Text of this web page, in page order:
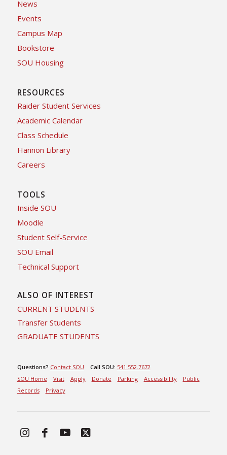
News
Events
Campus Map
Bookstore
SOU Housing
RESOURCES
Raider Student Services
Academic Calendar
Class Schedule
Hannon Library
Careers
TOOLS
Inside SOU
Moodle
Student Self-Service
SOU Email
Technical Support
ALSO OF INTEREST
CURRENT STUDENTS
Transfer Students
GRADUATE STUDENTS
Questions? Contact SOU Call SOU: 541.552.7672
SOU Home
Visit Apply Donate Parking Accessibility
Public
Records
Privacy